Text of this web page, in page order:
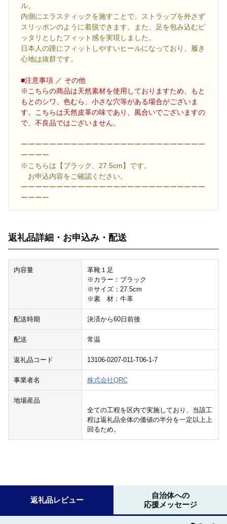
ル。
内側にエラスティックを施すことで、ストラップを外さず
スリッポンのように着脱できます。また、足を包み込むピ
ッタリとしたフィット感を実現しました。
日本人の踵にフィットしやすいヒールになっており、履き
心地は抜群です。
■注意事項 ／ その他
※こちらの商品は天然素材を使用しておりますため、もと
もとのシワ、色むら、小さな穴等がある場合がございま
す。こちらは天然皮革の味であり、風合いでございますの
で、不良品ではございません。
ーーーーーーーーーーーーーーーーーーーーーーーーーー
ーーーー
※こちらは【ブラック、27.5cm】です。
お申込内容をご確認ください。
ーーーーーーーーーーーーーーーーーーーーーーーーーー
ーーーー
返礼品詳細・お申込み・配送
内容量
革靴１足
※カラー：ブラック
※サイズ：27.5cm
※素 材：牛革
配送時期 決済から60日前後
配送 常温
返礼品コード 13106-0207-011-T06-1-7
事業者名 株式会社QRC
地場産品
全ての工程を区内で実施しており、当該工
程は返礼品全体の価値の半分を一定以上上
回るため。
返礼品レビュー
自治体への
応援メッセージ